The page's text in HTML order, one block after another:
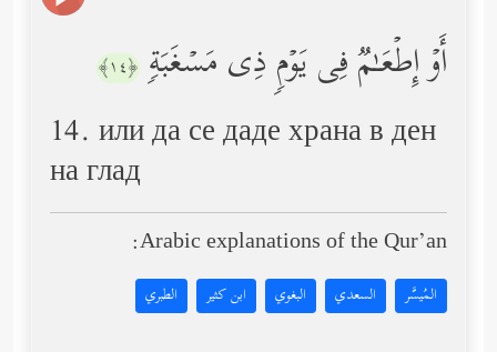
أَوۡ إِطۡعَـٰمࣱ فِی یَوۡمࣲ ذِی مَسۡغَبَةࣲ ﴿١٤﴾
14. или да се даде храна в ден
на глад
Arabic explanations of the Qur’an:
المُيسَّر السعدي البغوي ابن كثير الطبري